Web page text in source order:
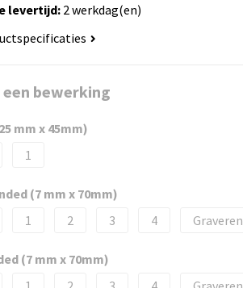
levertijd:2 werkdag(en)
bewerking
mm x 45mm)
1
(7 mm x 70mm)
1 2 3 4 Graveren
(7 mm x 70mm)